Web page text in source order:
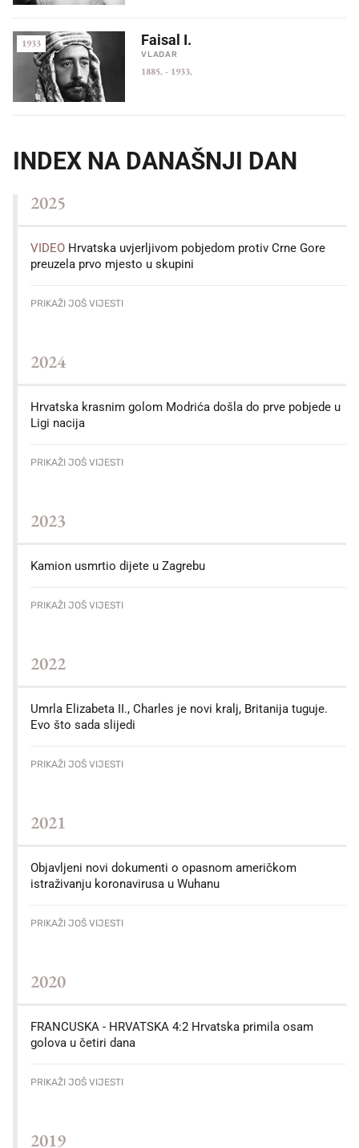
Faisal I.
VLADAR
1885.- 1933.
1933
INDEX NA DANAŠNJI DAN
2025
VIDEO Hrvatska uvjerljivom pobjedom protiv Crne Gore
preuzela prvo mjesto u skupini
PRIKAŽI JOŠ VIJESTI
2024
Hrvatska krasnim golom Modrića došla do prve pobjede u
Ligi nacija
PRIKAŽI JOŠ VIJESTI
2023
Kamion usmrtio dijete u Zagrebu
PRIKAŽI JOŠ VIJESTI
2022
Umrla Elizabeta II., Charles je novi kralj, Britanija tuguje.
Evo što sada slijedi
PRIKAŽI JOŠ VIJESTI
2021
Objavljeni novi dokumenti o opasnom američkom
istraživanju koronavirusa u Wuhanu
PRIKAŽI JOŠ VIJESTI
2020
FRANCUSKA - HRVATSKA 4:2 Hrvatska primila osam
golova u četiri dana
PRIKAŽI JOŠ VIJESTI
2019